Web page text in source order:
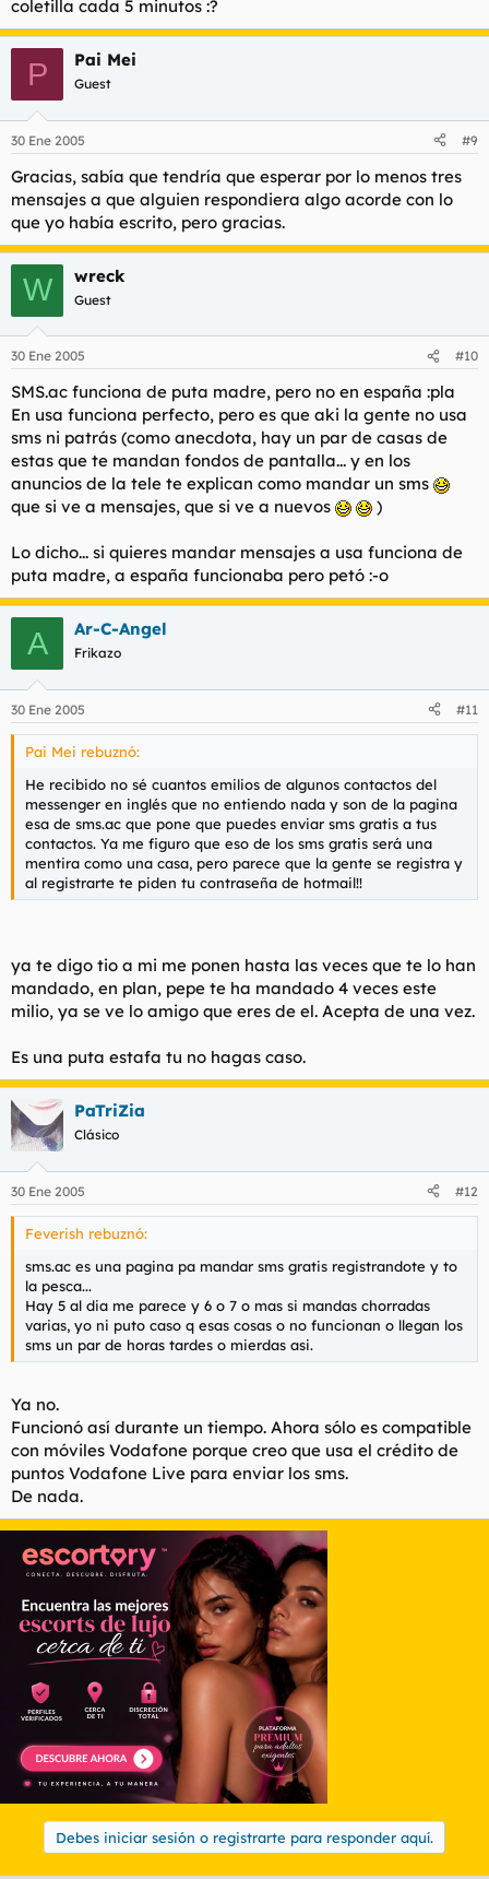
coletilla cada 5 minutos :?
P Pai Mei
Guest
30 Ene 2005 #9
Gracias, sabía que tendría que esperar por lo menos tres
mensajes a que alguien respondiera algo acorde con lo
que yo había escrito, pero gracias.
W wreck
Guest
30 Ene 2005 #10
SMS.ac funciona de puta madre, pero no en españa :pla
En usa funciona perfecto, pero es que aki la gente no usa
sms ni patrás (como anecdota, hay un par de casas de
estas que te mandan fondos de pantalla... y en los
anuncios de la tele te explican como mandar un sms
que si ve a mensajes, que si ve a nuevos
)
Lo dicho... si quieres mandar mensajes a usa funciona de
puta madre, a españa funcionaba pero petó :-o
A Ar-C-Angel
Frikazo
30 Ene 2005 #11
Pai Mei rebuznó:
He recibido no sé cuantos emilios de algunos contactos del
messenger en inglés que no entiendo nada y son de la pagina
esa de sms.ac que pone que puedes enviar sms gratis a tus
contactos. Ya me figuro que eso de los sms gratis será una
mentira como una casa, pero parece que la gente se registra y
al registrarte te piden tu contraseña de hotmail!!
ya te digo tio a mi me ponen hasta las veces que te lo han
mandado, en plan, pepe te ha mandado 4 veces este
milio, ya se ve lo amigo que eres de el. Acepta de una vez.
Es una puta estafa tu no hagas caso.
PaTriZia
Clásico
30 Ene 2005 #12
Feverish rebuznó:
sms.ac es una pagina pa mandar sms gratis registrandote y to
la pesca...
Hay 5 al dia me parece y 6 o 7 o mas si mandas chorradas
varias, yo ni puto caso q esas cosas o no funcionan o llegan los
sms un par de horas tardes o mierdas asi.
Ya no.
Funcionó así durante un tiempo. Ahora sólo es compatible
con móviles Vodafone porque creo que usa el crédito de
puntos Vodafone Live para enviar los sms.
De nada.
Debes iniciar sesión o registrarte para responder aquí.